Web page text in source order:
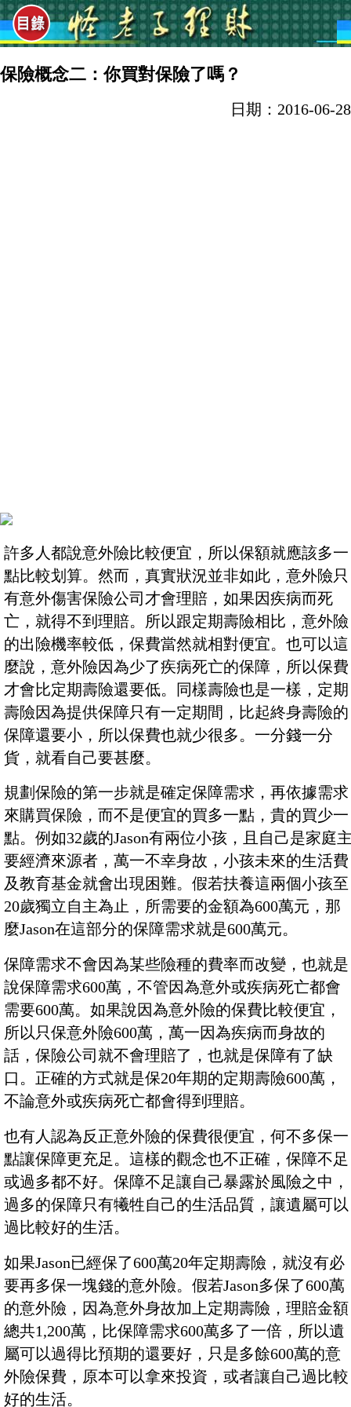
保險概念二：你買對保險了嗎？
日期：2016-06-28
許多人都說意外險比較便宜，所以保額就應該多一
點比較划算。然而，真實狀況並非如此，意外險只
有意外傷害保險公司才會理賠，如果因疾病而死
亡，就得不到理賠。所以跟定期壽險相比，意外險
的出險機率較低，保費當然就相對便宜。也可以這
麼說，意外險因為少了疾病死亡的保障，所以保費
才會比定期壽險還要低。同樣壽險也是一樣，定期
壽險因為提供保障只有一定期間，比起終身壽險的
保障還要小，所以保費也就少很多。一分錢一分
貨，就看自己要甚麼。
規劃保險的第一步就是確定保障需求，再依據需求
來購買保險，而不是便宜的買多一點，貴的買少一
點。例如32歲的Jason有兩位小孩，且自己是家庭
要經濟來源者，萬一不幸身故，小孩未來的生活費
及教育基金就會出現困難。假若扶養這兩個小孩至
20歲獨立自主為止，所需要的金額為600萬元，那
麼Jason在這部分的保障需求就是600萬元。
保障需求不會因為某些險種的費率而改變，也就是
說保障需求600萬，不管因為意外或疾病死亡都會
需要600萬。如果說因為意外險的保費比較便宜，
所以只保意外險600萬，萬一因為疾病而身故的
話，保險公司就不會理賠了，也就是保障有了缺
口。正確的方式就是保20年期的定期壽險600萬，
不論意外或疾病死亡都會得到理賠。
也有人認為反正意外險的保費很便宜，何不多保一
點讓保障更充足。這樣的觀念也不正確，保障不足
或過多都不好。保障不足讓自己暴露於風險之中，
過多的保障只有犧牲自己的生活品質，讓遺屬可以
過比較好的生活。
如果Jason已經保了600萬20年定期壽險，就沒有必
要再多保一塊錢的意外險。假若Jason多保了600萬
的意外險，因為意外身故加上定期壽險，理賠金額
總共1,200萬，比保障需求600萬多了一倍，所以遺
屬可以過得比預期的還要好，只是多餘600萬的意
外險保費，原本可以拿來投資，或者讓自己過比較
好的生活。